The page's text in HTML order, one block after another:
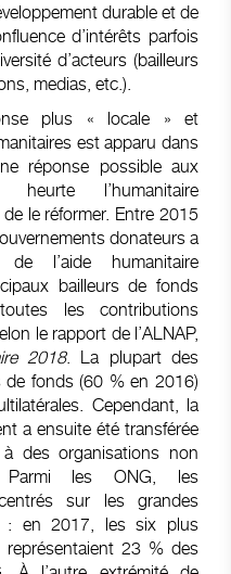
durable et de
d’intérêts parfois
d’acteurs (bailleurs
medias, etc.).
plus « locale » et
est apparu dans
réponse possible aux
l’humanitaire
le réformer. Entre 2015
donateurs a
l’aide humanitaire
bailleurs de fonds
les contributions
le rapport de l’ALNAP,
2018. La plupart des
de fonds (60 % en 2016)
Cependant, la
a ensuite été transférée
des organisations non
Parmi les ONG, les
sur les grandes
: en 2017, les six plus
représentaient 23 % des